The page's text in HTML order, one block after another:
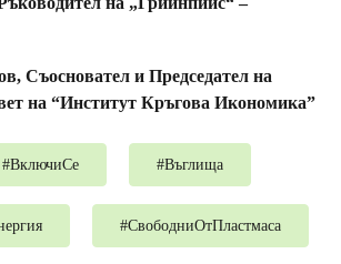
Съосновател и Председател на
на “Институт Кръгова Икономика”
#ВключиСе #Въглища
#СвободниОтПластмаса